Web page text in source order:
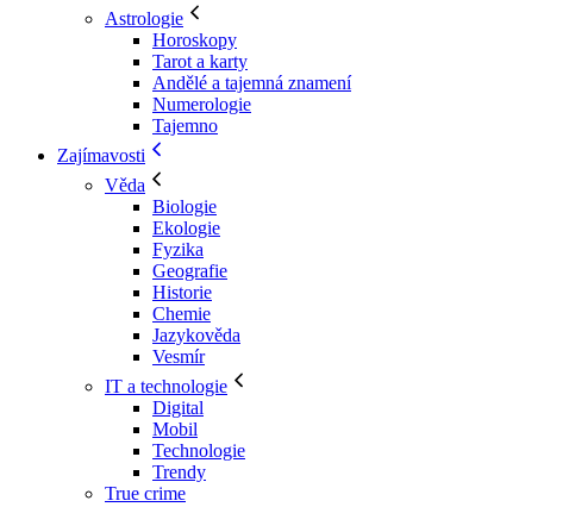
Astrologie
Horoskopy
Tarot a karty
Andělé a tajemná znamení
Numerologie
Tajemno
Zajímavosti
Věda
Biologie
Ekologie
Fyzika
Geografie
Historie
Chemie
Jazykověda
Vesmír
IT a technologie
Digital
Mobil
Technologie
Trendy
True crime